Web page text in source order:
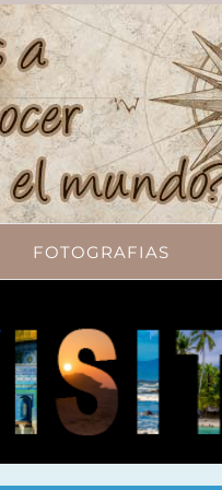
FOTOGRAFIAS